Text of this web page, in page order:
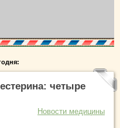
четыре
Новости медицины